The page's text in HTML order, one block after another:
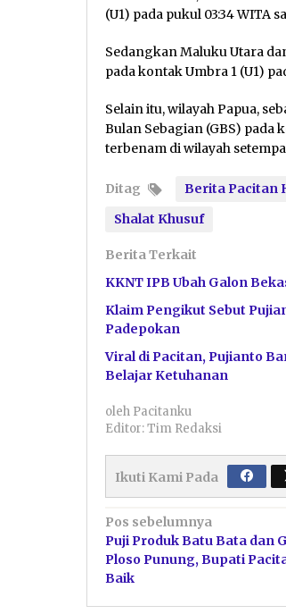
(U1) pada pukul 03:34 WITA
Sedangkan Maluku Utara
pada kontak Umbra 1 (U1)
Selain itu, wilayah Papua,
Bulan Sebagian (GBS) pada
terbenam di wilayah
Ditag Berita Pacitan
Shalat Khusuf
Berita Terkait
KKNT IPB Ubah Galon
Klaim Pengikut Sebut
Padepokan
Viral di Pacitan, Pujianto
Belajar Ketuhanan
oleh Pacitanku
Editor: Tim Redaksi
Ikuti Kami Pada
Navigasi
pos
Pos sebelumnya
Puji Produk Batu Bata dan
Ploso Punung, Bupati
Baik